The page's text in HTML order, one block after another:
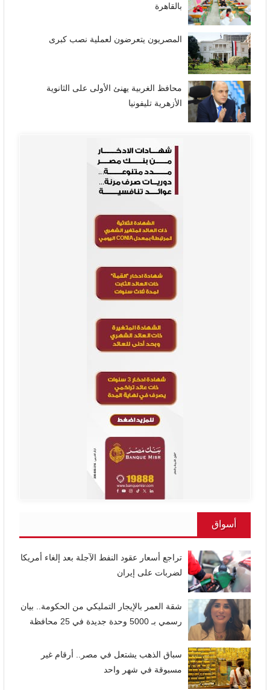
بالقاهرة
المصريون يتعرضون لعملية نصب كبرى
محافظ الغربية يهنئ الأولى على الثانوية
الأزهرية تليفونيا
أسواق
تراجع أسعار عقود النفط الآجلة بعد إلغاء أمريكا
لضربات على إيران
شقة العمر بالإيجار التمليكي من الحكومة.. بيان
رسمي بـ 5000 وحدة جديدة في 25 محافظة
سباق الذهب يشتعل في مصر.. أرقام غير
مسبوقة في شهر واحد